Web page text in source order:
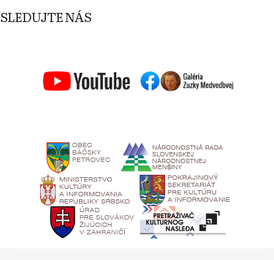
SLEDUJTE NÁS